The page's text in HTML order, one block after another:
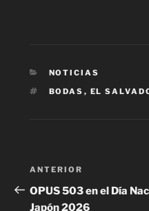
CATEGORÍAS
NOTICIAS
ETIQUETAS
BODAS , EL
Navegación
de
Entrada
anterior:
ANTERIOR
OPUS 503 en el Día
Japón 2026